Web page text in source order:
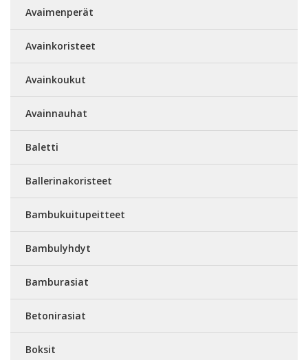
Avaimenperät
Avainkoristeet
Avainkoukut
Avainnauhat
Baletti
Ballerinakoristeet
Bambukuitupeitteet
Bambulyhdyt
Bamburasiat
Betonirasiat
Boksit